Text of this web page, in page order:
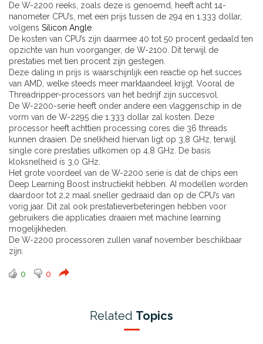
De W-2200 reeks, zoals deze is genoemd, heeft acht 14-
nanometer CPU’s, met een prijs tussen de 294 en 1.333 dollar,
volgens Silicon Angle.
De kosten van CPU’s zijn daarmee 40 tot 50 procent gedaald ten
opzichte van hun voorganger, de W-2100. Dit terwijl de
prestaties met tien procent zijn gestegen.
Deze daling in prijs is waarschijnlijk een reactie op het succes
van AMD, welke steeds meer marktaandeel krijgt. Vooral de
Threadripper-processors van het bedrijf zijn succesvol.
De W-2200-serie heeft onder andere een vlaggenschip in de
vorm van de W-2295 die 1.333 dollar zal kosten. Deze
processor heeft achttien processing cores die 36 threads
kunnen draaien. De snelkheid hiervan ligt op 3,8 GHz, terwijl
single core prestaties uitkomen op 4,8 GHz. De basis
kloksnelheid is 3,0 GHz.
Het grote voordeel van de W-2200 serie is dat de chips een
Deep Learning Boost instructiekit hebben. AI modellen worden
daardoor tot 2,2 maal sneller gedraaid dan op de CPU’s van
vorig jaar. Dit zal ook prestatieverbeteringen hebben voor
gebruikers die applicaties draaien met machine learning
mogelijkheden.
De W-2200 processoren zullen vanaf november beschikbaar
zijn.
0 0
Related Topics